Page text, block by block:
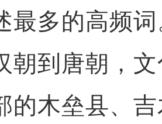
最多的高频
朝到唐朝，
的木垒县、